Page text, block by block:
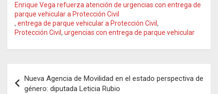
Enrique Vega refuerza atención de urgencias con entrega de
parque vehicular a Protección Civil
, entrega de parque vehicular a Protección Civil ,
Protección Civil , urgencias con entrega de parque vehicular
de
Nueva Agencia de Movilidad en el estado perspectiva de
género: diputada Leticia Rubio